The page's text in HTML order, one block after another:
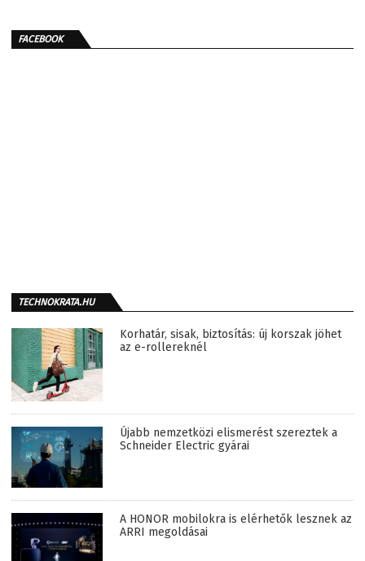
FACEBOOK
TECHNOKRATA.HU
Korhatár, sisak, biztosítás: új korszak jöhet
az e-rollereknél
Újabb nemzetközi elismerést szereztek a
Schneider Electric gyárai
A HONOR mobilokra is elérhetők lesznek az
ARRI megoldásai